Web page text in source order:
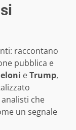
raccontano
pubblica e
eTrump,
che
un segnale